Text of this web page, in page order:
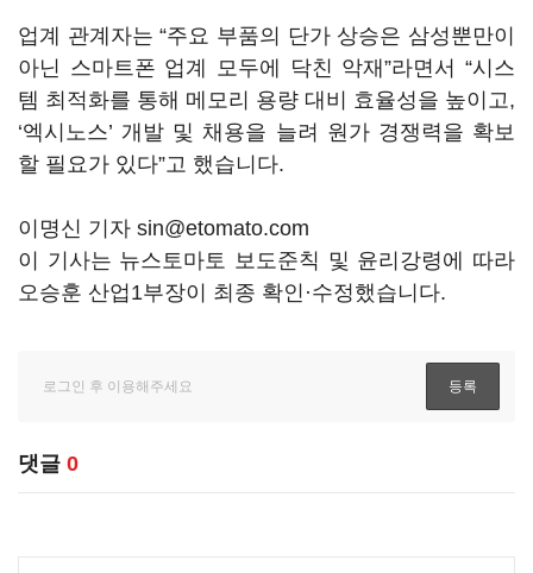
업계 관계자는 “주요 부품의 단가 상승은 삼성뿐만이
아닌 스마트폰 업계 모두에 닥친 악재”라면서 “시스
템 최적화를 통해 메모리 용량 대비 효율성을 높이고,
‘엑시노스’ 개발 및 채용을 늘려 원가 경쟁력을 확보
할 필요가 있다”고 했습니다.
이명신 기자 sin@etomato.com
이 기사는 뉴스토마토 보도준칙 및 윤리강령에 따라
오승훈 산업1부장이 최종 확인·수정했습니다.
댓글 0